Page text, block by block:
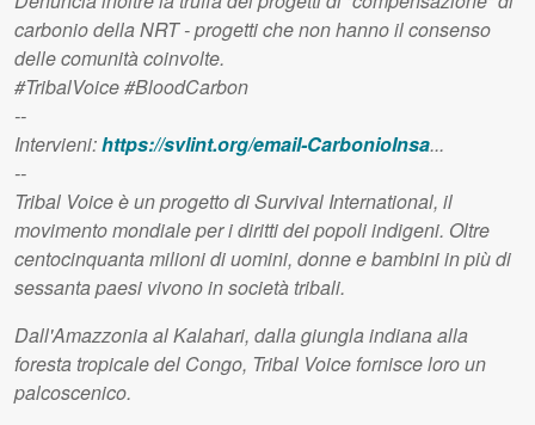
carbonio della NRT - progetti che non hanno il consenso
delle comunità coinvolte.
#TribalVoice #BloodCarbon
--
Intervieni:https://svlint.org/email-CarbonioInsa...
--
Tribal Voice è un progetto di Survival International, il
movimento mondiale per i diritti dei popoli indigeni. Oltre
centocinquanta milioni di uomini, donne e bambini in più di
sessanta paesi vivono in società tribali.
Dall'Amazzonia al Kalahari, dalla giungla indiana alla
foresta tropicale del Congo, Tribal Voice fornisce loro un
palcoscenico.